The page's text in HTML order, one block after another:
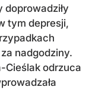
tym depresji,
nadgodziny.
Cieślak odrzuca